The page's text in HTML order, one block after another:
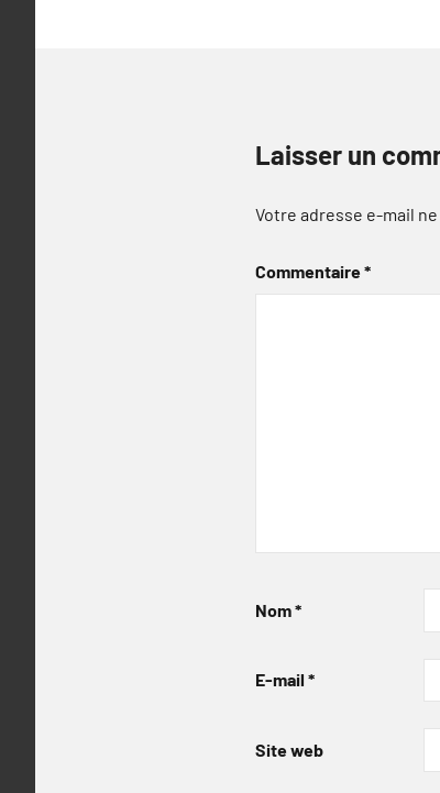
Laisser un
Votre adresse e-mail
Commentaire*
Nom*
E-mail *
Site web